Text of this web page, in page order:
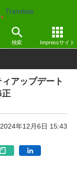
Translate
検索 Impressサイト
アップデート
正
2024年12月6日 15:43